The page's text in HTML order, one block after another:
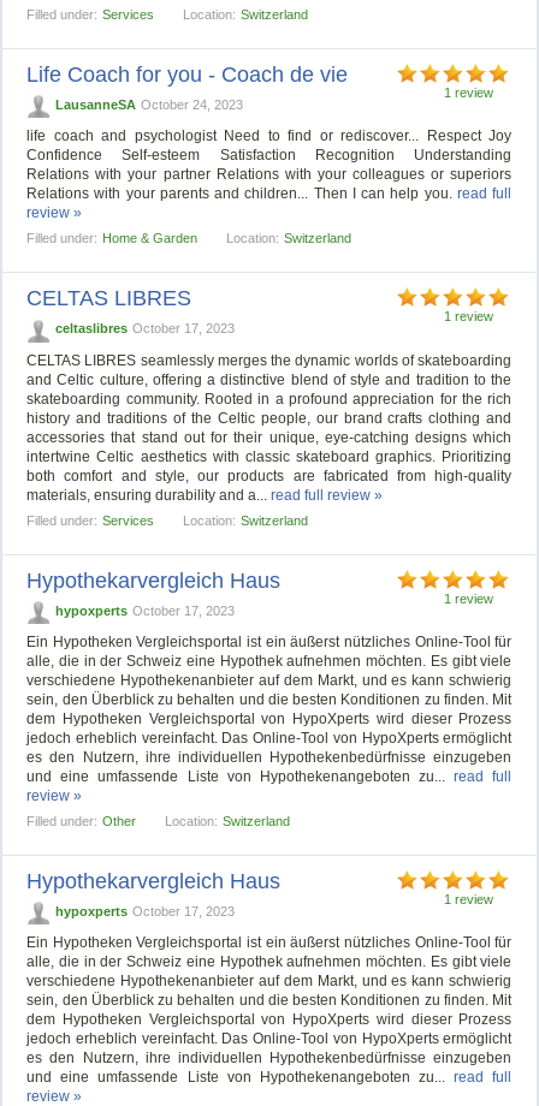
Filled under: Services Location: Switzerland
1 review
Life Coach for you - Coach de vie
LausanneSA October 24, 2023
life coach and psychologist Need to find or rediscover... Respect Joy
Confidence Self-esteem Satisfaction Recognition Understanding
Relations with your partner Relations with your colleagues or superiors
Relations with your parents and children... Then I can help you. read full
review »
Filled under: Home & Garden Location: Switzerland
1 review
CELTAS LIBRES
celtaslibres October 17, 2023
CELTAS LIBRES seamlessly merges the dynamic worlds of skateboarding
and Celtic culture, offering a distinctive blend of style and tradition to the
skateboarding community. Rooted in a profound appreciation for the rich
history and traditions of the Celtic people, our brand crafts clothing and
accessories that stand out for their unique, eye-catching designs which
intertwine Celtic aesthetics with classic skateboard graphics. Prioritizing
both comfort and style, our products are fabricated from high-quality
materials, ensuring durability and a...read full review »
Filled under: Services Location: Switzerland
1 review
Hypothekarvergleich Haus
hypoxperts October 17, 2023
Ein Hypotheken Vergleichsportal ist ein äußerst nützliches Online-Tool für
alle, die in der Schweiz eine Hypothek aufnehmen möchten. Es gibt viele
verschiedene Hypothekenanbieter auf dem Markt, und es kann schwierig
sein, den Überblick zu behalten und die besten Konditionen zu finden. Mit
dem Hypotheken Vergleichsportal von HypoXperts wird dieser Prozess
jedoch erheblich vereinfacht. Das Online-Tool von HypoXperts ermöglicht
es den Nutzern, ihre individuellen Hypothekenbedürfnisse einzugeben
und eine umfassende Liste von Hypothekenangeboten zu...read full
review »
Filled under: Other Location: Switzerland
1 review
Hypothekarvergleich Haus
hypoxperts October 17, 2023
Ein Hypotheken Vergleichsportal ist ein äußerst nützliches Online-Tool für
alle, die in der Schweiz eine Hypothek aufnehmen möchten. Es gibt viele
verschiedene Hypothekenanbieter auf dem Markt, und es kann schwierig
sein, den Überblick zu behalten und die besten Konditionen zu finden. Mit
dem Hypotheken Vergleichsportal von HypoXperts wird dieser Prozess
jedoch erheblich vereinfacht. Das Online-Tool von HypoXperts ermöglicht
es den Nutzern, ihre individuellen Hypothekenbedürfnisse einzugeben
und eine umfassende Liste von Hypothekenangeboten zu...read full
review »